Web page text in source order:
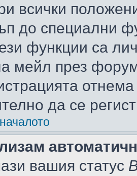
всички
до специални
функции са
мейл през
да се
вашия статус